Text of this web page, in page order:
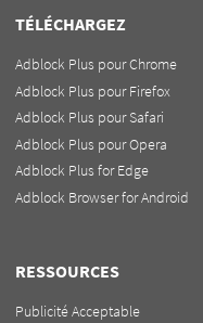
TÉLÉCHARGEZ
Adblock Plus pour Chrome
Adblock Plus pour Firefox
Adblock Plus pour Safari
Adblock Plus pour Opera
Adblock Plus for Edge
Adblock Browser for Android
RESSOURCES
Publicité Acceptable